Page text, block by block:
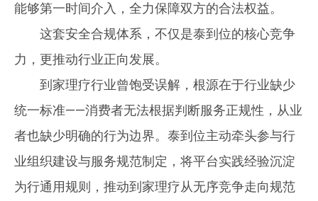
能够第一时间介入，全力保障双方的合法权益。
这套安全合规体系，不仅是泰到位的核心竞争
力，更推动行业正向发展。
到家理疗行业曾饱受误解，根源在于行业缺少
统一标准——消费者无法根据判断服务正规性，从业
者也缺少明确的行为边界。泰到位主动牵头参与行
业组织建设与服务规范制定，将平台实践经验沉淀
为行通用规则，推动到家理疗从无序竞争走向规范